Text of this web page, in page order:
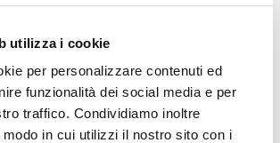
utilizza i cookie
per personalizzare contenuti ed
funzionalità dei social media e per
traffico. Condividiamo inoltre
in cui utilizzi il nostro sito con i
prodotto
LxHxP (mm) : 300x150x150